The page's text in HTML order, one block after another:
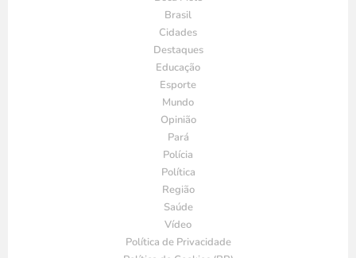
Brasil
Cidades
Destaques
Educação
Esporte
Mundo
Opinião
Pará
Polícia
Política
Região
Saúde
Vídeo
Política de Privacidade